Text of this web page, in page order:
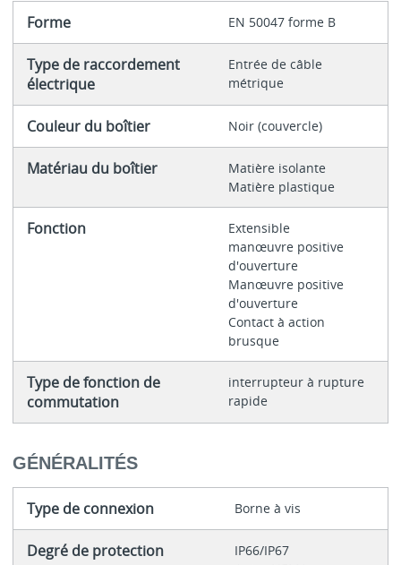
Forme EN 50047 forme B
Type de raccordement
électrique
Entrée de câble
métrique
Couleur du boîtier Noir (couvercle)
Matériau du boîtier
Matière isolante
Matière plastique
Fonction
Extensible
manœuvre positive
d'ouverture
Manœuvre positive
d'ouverture
Contact à action
brusque
Type de fonction de
commutation
interrupteur à rupture
rapide
GÉNÉRALITÉS
Type de connexion Borne à vis
Degré de protection
IP66/IP67